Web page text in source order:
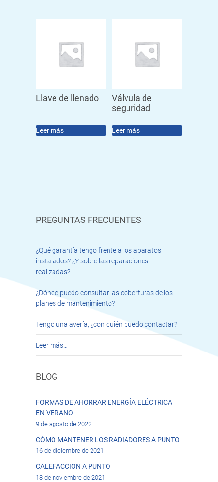
Llave de llenado
Leer más
Válvula de
seguridad
Leer más
PREGUNTAS FRECUENTES
¿Qué garantía tengo frente a los aparatos
instalados? ¿Y sobre las reparaciones
realizadas?
¿Dónde puedo consultar las coberturas de los
planes de mantenimiento?
Tengo una avería, ¿con quién puedo contactar?
Leer más…
BLOG
FORMAS DE AHORRAR ENERGÍA ELÉCTRICA
EN VERANO
9 de agosto de 2022
CÓMO MANTENER LOS RADIADORES A PUNTO
16 de diciembre de 2021
CALEFACCIÓN A PUNTO
18 de noviembre de 2021